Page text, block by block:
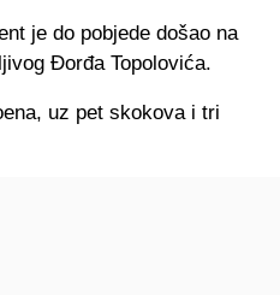
je do pobjede došao na
Đorđa Topolovića.
uz pet skokova i tri